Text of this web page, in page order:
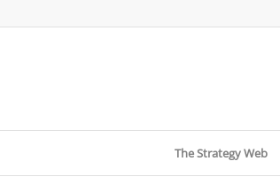
The Strategy Web